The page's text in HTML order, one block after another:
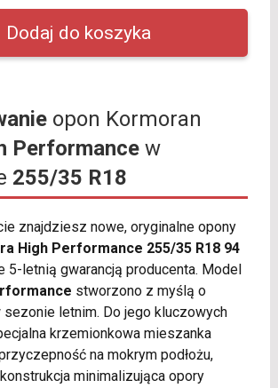
opon Kormoran
Performancew
255/35 R18
znajdziesz nowe, oryginalne opony
High Performance 255/35 R18 94
5-letnią gwarancją producenta. Model
stworzono z myślą o
sezonie letnim. Do jego kluczowych
krzemionkowa mieszanka
na mokrym podłożu,
minimalizująca opory